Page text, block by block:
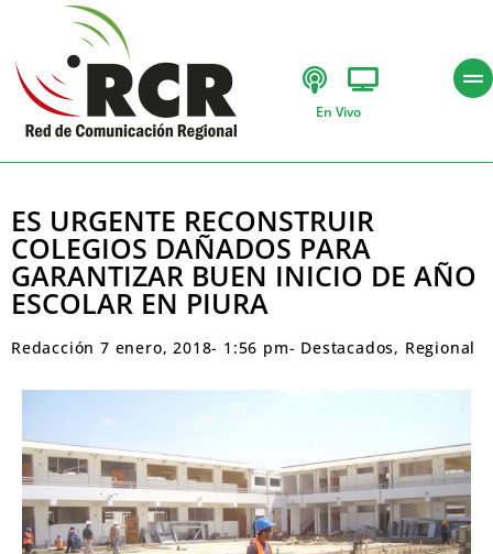
En Vivo
ES URGENTE RECONSTRUIR
COLEGIOS DAÑADOS PARA
GARANTIZAR BUEN INICIO DE AÑO
ESCOLAR EN PIURA
Redacción 7 enero, 2018- 1:56 pm- Destacados, Regional